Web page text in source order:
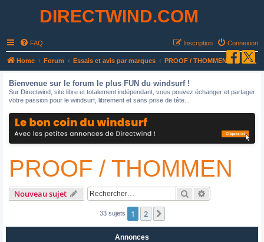
DIRECTWIND.COM
FAQ Connexion
Inscription
Home Forum Essais et avis par marques PROOF / THOMMEN
Bienvenue sur le forum le plus FUN du windsurf !
Sur Directwind, site libre et totalement indépendant, vous pouvez échanger et partager
votre passion pour le windsurf, librement et sans prise de tête...
PROOF / THOMMEN
Nouveau sujet Rechercher
33 sujets 1 2
Annonces